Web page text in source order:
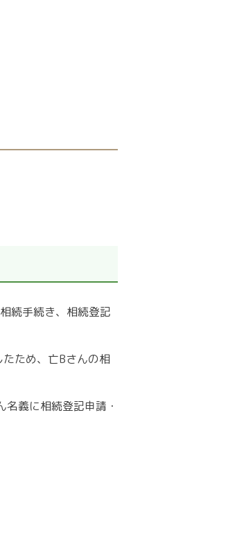
続手続き、相続登記
ため、亡Bさんの相
名義に相続登記申請・